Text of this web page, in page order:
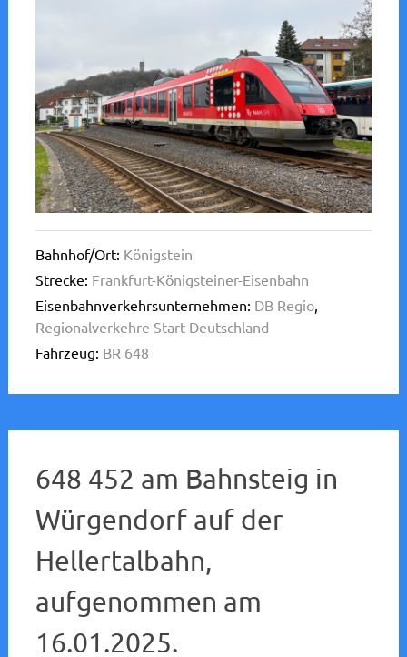
Bahnhof/Ort: Königstein
Strecke: Frankfurt-Königsteiner-Eisenbahn
Eisenbahnverkehrsunternehmen: DB Regio,
Regionalverkehre Start Deutschland
Fahrzeug: BR 648
648 452 am Bahnsteig in
Würgendorf auf der
Hellertalbahn,
aufgenommen am
16.01.2025.